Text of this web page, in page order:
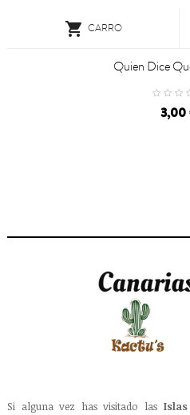
 CARRO
Quien Dice
3,00
Si alguna vez has visitado las